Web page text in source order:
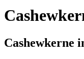
Cashewkerne